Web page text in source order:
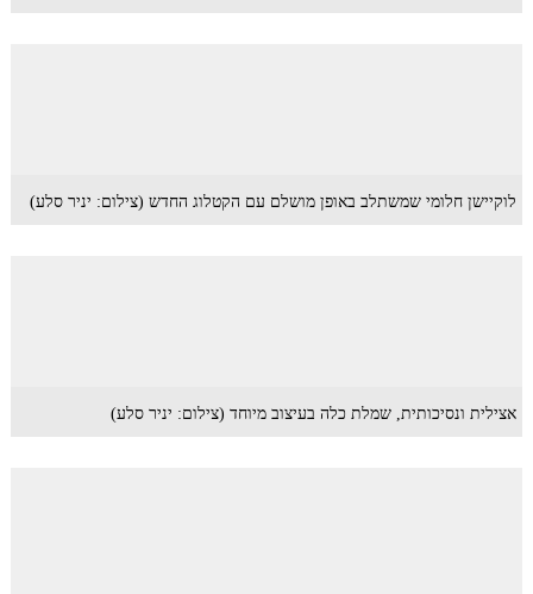
לוקיישן חלומי שמשתלב באופן מושלם עם הקטלוג החדש (צילום: יניר סלע)
אצילית ונסיכותית, שמלת כלה בעיצוב מיוחד (צילום: יניר סלע)